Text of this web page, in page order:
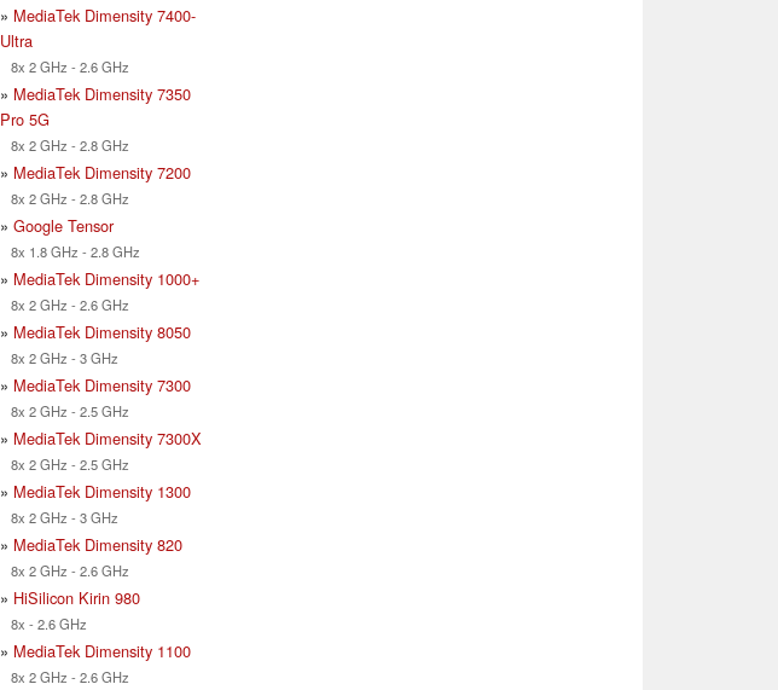
» MediaTek Dimensity 7400-
Ultra
8x 2 GHz - 2.6 GHz
» MediaTek Dimensity 7350
Pro 5G
8x 2 GHz - 2.8 GHz
» MediaTek Dimensity 7200
8x 2 GHz - 2.8 GHz
» Google Tensor
8x 1.8 GHz - 2.8 GHz
» MediaTek Dimensity 1000+
8x 2 GHz - 2.6 GHz
» MediaTek Dimensity 8050
8x 2 GHz - 3 GHz
» MediaTek Dimensity 7300
8x 2 GHz - 2.5 GHz
» MediaTek Dimensity 7300X
8x 2 GHz - 2.5 GHz
» MediaTek Dimensity 1300
8x 2 GHz - 3 GHz
» MediaTek Dimensity 820
8x 2 GHz - 2.6 GHz
» HiSilicon Kirin 980
8x - 2.6 GHz
» MediaTek Dimensity 1100
8x 2 GHz - 2.6 GHz